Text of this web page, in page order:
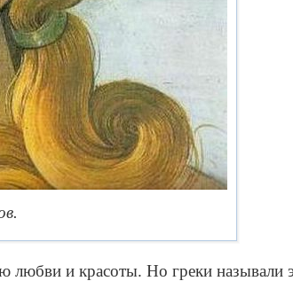
любви и красоты. Но греки